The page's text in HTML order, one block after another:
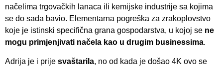
načelima trgovačkih lanaca ili kemijske industrije sa kojima
se do sada bavio. Elementarna pogreška za zrakoplovstvo
koje je istinski specifična grana gospodarstva, u kojoj se ne
mogu primjenjivati načela kao u drugim businessima.
Adrija je i prije svaštarila, no od kada je došao 4K ovo se